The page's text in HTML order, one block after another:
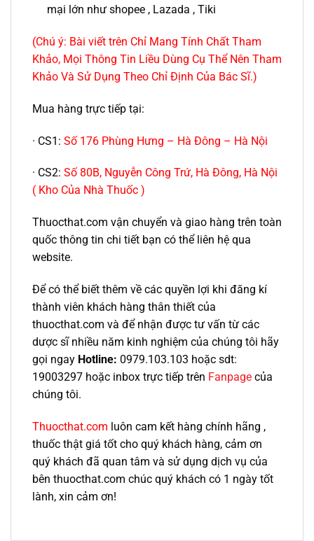
mại lớn như shopee , Lazada , Tiki
(Chú ý: Bài viết trên Chỉ Mang Tính Chất Tham
Khảo, Mọi Thông Tin Liều Dùng Cụ Thể Nên Tham
Khảo Và Sử Dụng Theo Chỉ Định Của Bác Sĩ.)
Mua hàng trực tiếp tại:
· CS1: Số 176 Phùng Hưng – Hà Đông – Hà Nội
· CS2: Số 80B, Nguyễn Công Trứ, Hà Đông, Hà Nội
( Kho Của Nhà Thuốc )
Thuocthat.com vận chuyển và giao hàng trên toàn
quốc thông tin chi tiết bạn có thể liên hệ qua
website.
Để có thể biết thêm về các quyền lợi khi đăng kí
thành viên khách hàng thân thiết của
thuocthat.com và để nhận được tư vấn từ các
dược sĩ nhiều năm kinh nghiệm của chúng tôi hãy
gọi ngay Hotline: 0979.103.103 hoặc sdt:
19003297 hoặc inbox trực tiếp trên Fanpage của
chúng tôi.
Thuocthat.com luôn cam kết hàng chính hãng ,
thuốc thật giá tốt cho quý khách hàng, cảm ơn
quý khách đã quan tâm và sử dụng dịch vụ của
bên thuocthat.com chúc quý khách có 1 ngày tốt
lành, xin cảm ơn!